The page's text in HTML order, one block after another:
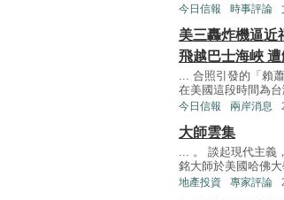
今日信報 時事評論
美三轟炸機逼近
飛越巴士海峽
... 合照引發的「賴蕭
在美國這段時間為
今日信報 兩岸消息
大師雲集
... 。 談起現代主義
銘大師於美國哈佛
地產投資 專家評論